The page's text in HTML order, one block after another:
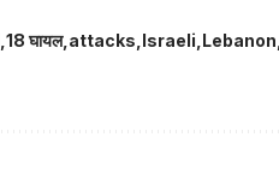
18 घायल attacks Israeli Lebanon